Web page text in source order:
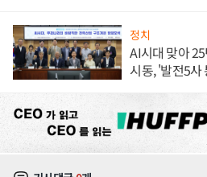
정치
AI시대 맞아
시동, '발전5사